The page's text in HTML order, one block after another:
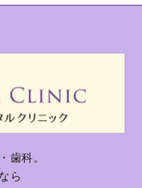
歯科。
ら